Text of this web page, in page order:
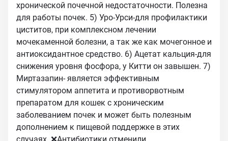
хронической почечной недостаточности. Полезна
для работы почек. 5) Уро-Урси-для профилактики
циститов, при комплексном лечении
мочекаменной болезни, а так же как мочегонное и
антиоксидантное средство. 6) Ацетат кальция-для
снижения уровня фосфора, у Китти он завышен. 7)
Миртазапин- является эффективным
стимулятором аппетита и противорвотным
препаратом для кошек с хроническим
заболеванием почек и может быть полезным
дополнением к пищевой поддержке в этих